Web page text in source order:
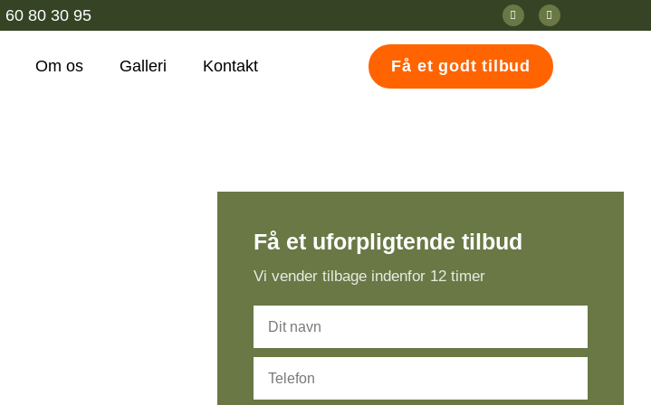
60 80 30 95
Om os Galleri Kontakt Få et godt tilbud
Få et uforpligtende tilbud
Vi vender tilbage indenfor 12 timer